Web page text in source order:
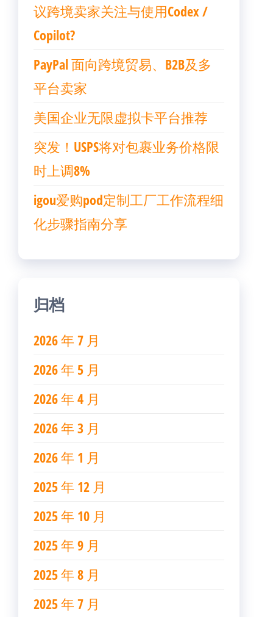
议跨境卖家关注与使用Codex /
Copilot?
PayPal 面向跨境贸易、B2B及多
平台卖家
美国企业无限虚拟卡平台推荐
突发！USPS将对包裹业务价格限
时上调8%
igou爱购pod定制工厂工作流程细
化步骤指南分享
归档
2026 年 7 月
2026 年 5 月
2026 年 4 月
2026 年 3 月
2026 年 1 月
2025 年 12 月
2025 年 10 月
2025 年 9 月
2025 年 8 月
2025 年 7 月